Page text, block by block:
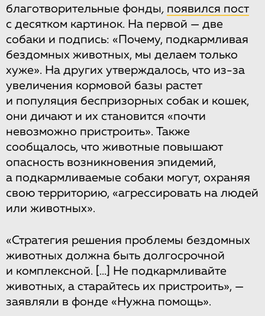
благотворительные фонды, появился пост
с десятком картинок. На первой — две
собаки и подпись: «Почему, подкармливая
бездомных животных, мы делаем только
хуже». На других утверждалось, что из-за
увеличения кормовой базы растет
и популяция беспризорных собак и кошек,
они дичают и их становится «почти
невозможно пристроить». Также
сообщалось, что животные повышают
опасность возникновения эпидемий,
а подкармливаемые собаки могут, охраняя
свою территорию, «агрессировать на людей
или животных».
«Стратегия решения проблемы бездомных
животных должна быть долгосрочной
и комплексной.
[...]
Не подкармливайте
животных, а старайтесь их пристроить», —
заявляли в фонде «Нужна помощь».